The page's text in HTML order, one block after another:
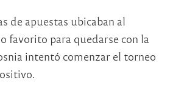
de apuestas ubicaban al
favorito para quedarse con la
intentó comenzar el torneo